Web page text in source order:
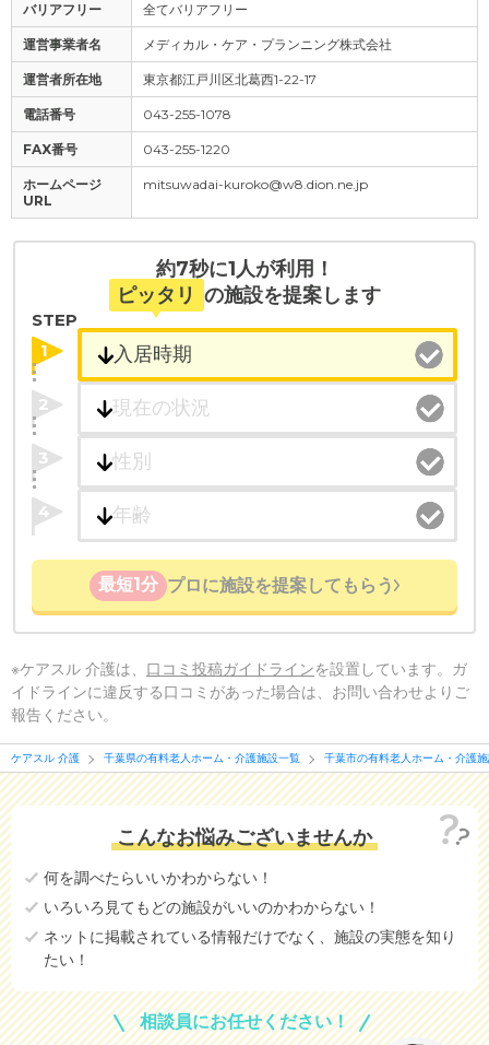
バリアフリー 全てバリアフリー
運営事業者名 メディカル・ケア・プランニング株式会社
運営者所在地 東京都江戸川区北葛西1-22-17
電話番号 043-255-1078
FAX番号 043-255-1220
ホームページ
URL
mitsuwadai-kuroko@w8.dion.ne.jp
約7秒に1人が利用！
ピッタリ の施設を提案します
STEP
1
2
3
4
最短1分 プロに施設を提案してもらう
※ケアスル 介護は、 口コミ投稿ガイドラインを設置しています。ガ
イドラインに違反する口コミがあった場合は、お問い合わせよりご
報告ください。
ケアスル 介護 千葉県の有料老人ホーム・介護施設一覧 千葉市の有料老人ホーム・介護
こんなお悩みございませんか
何を調べたらいいかわからない！
いろいろ見てもどの施設がいいのかわからない！
ネットに掲載されている情報だけでなく、施設の実態を知り
たい！
相談員にお任せください！